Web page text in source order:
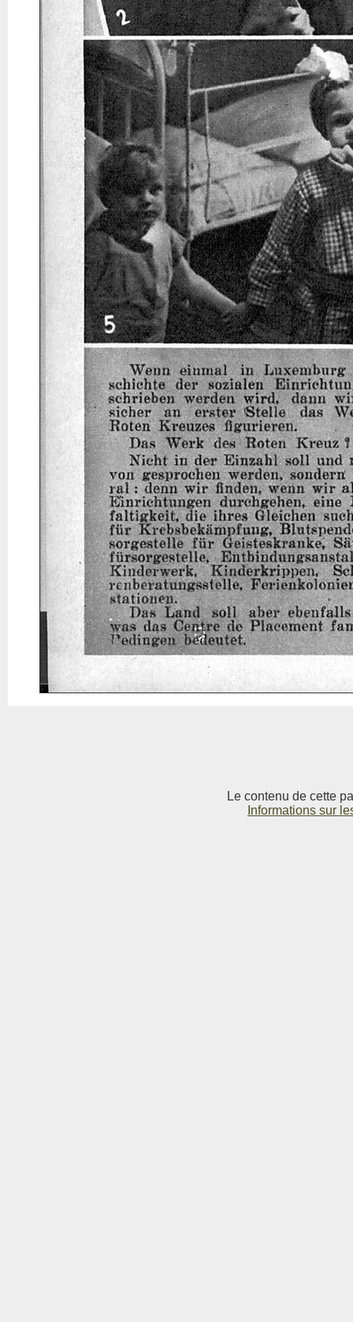
Le contenu de cette
Informations sur